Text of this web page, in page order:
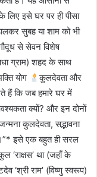
लिए इसे घर पर ही पीसा
सुबह या शाम को भी
से सेवन विशेष
ग्राम) शहद के साथ
योग
कुलदेवता और
हैं कि जब हमारे घर में
क्यों? और इन दोनों
कुलदेवता, सद्भावना
इसे एक बहुत ही सरल
‘राक्षस’ था (जहाँ के
राम’ (विष्णु स्वरूप)